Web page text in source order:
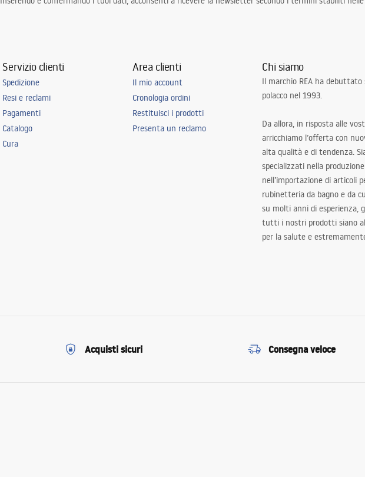
Servizio clienti
Spedizione
Resi e reclami
Pagamenti
Catalogo
Cura
Area clienti
Il mio account
Cronologia ordini
Restituisci i prodotti
Presenta un reclamo
Chi siamo
Il marchio REA ha
polacco nel 1993.
Da allora, in risposta alle
arricchiamo l’offerta con
alta qualità e di tendenza.
specializzati nella
nell’importazione di articoli
rubinetteria da bagno e da
su molti anni di esperienza,
tutti i nostri prodotti siano
per la salute e
Acquisti sicuri Consegna veloce